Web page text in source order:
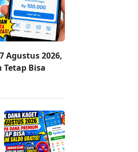
Agustus 2026,
Bisa